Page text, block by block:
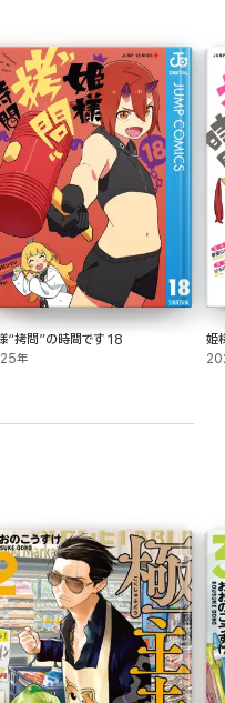
“拷問”の時間です 18
年
姫